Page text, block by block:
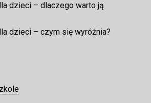
dzieci – dlaczego warto ją
dzieci – czym się wyróżnia?